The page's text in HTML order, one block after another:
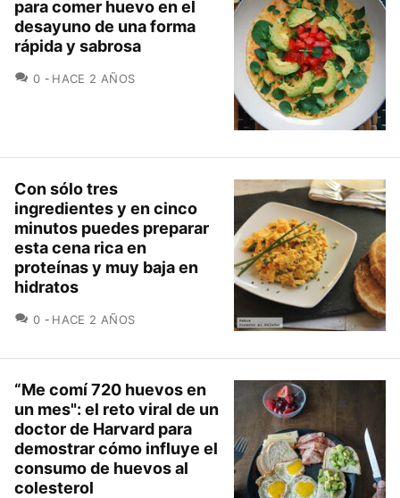
para comer huevo en el
desayuno de una forma
rápida y sabrosa
0 COMENTARIOS
HACE 2 AÑOS
Con sólo tres
ingredientes y en cinco
minutos puedes preparar
esta cena rica en
proteínas y muy baja en
hidratos
0 COMENTARIOS
HACE 2 AÑOS
“Me comí 720 huevos en
un mes": el reto viral de un
doctor de Harvard para
demostrar cómo influye el
consumo de huevos al
colesterol